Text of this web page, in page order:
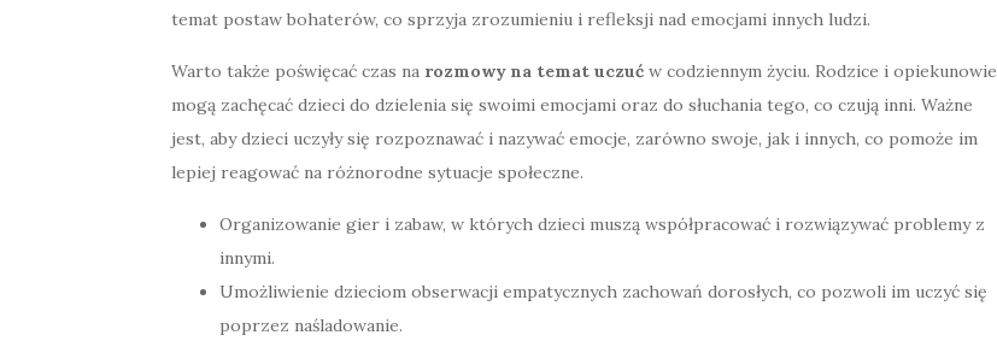
temat postaw bohaterów, co sprzyja zrozumieniu i refleksji nad emocjami innych ludzi.
Warto także poświęcać czas na rozmowy na temat uczuć w codziennym życiu. Rodzice i opiekunowie
mogą zachęcać dzieci do dzielenia się swoimi emocjami oraz do słuchania tego, co czują inni. Ważne
jest, aby dzieci uczyły się rozpoznawać i nazywać emocje, zarówno swoje, jak i innych, co pomoże im
lepiej reagować na różnorodne sytuacje społeczne.
Organizowanie gier i zabaw, w których dzieci muszą współpracować i rozwiązywać problemy z
innymi.
Umożliwienie dzieciom obserwacji empatycznych zachowań dorosłych, co pozwoli im uczyć się
poprzez naśladowanie.